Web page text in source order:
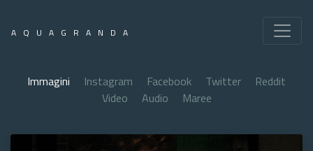
AQUAGRANDA
Immagini Instagram Facebook Twitter
Reddit
Video
Audio Maree